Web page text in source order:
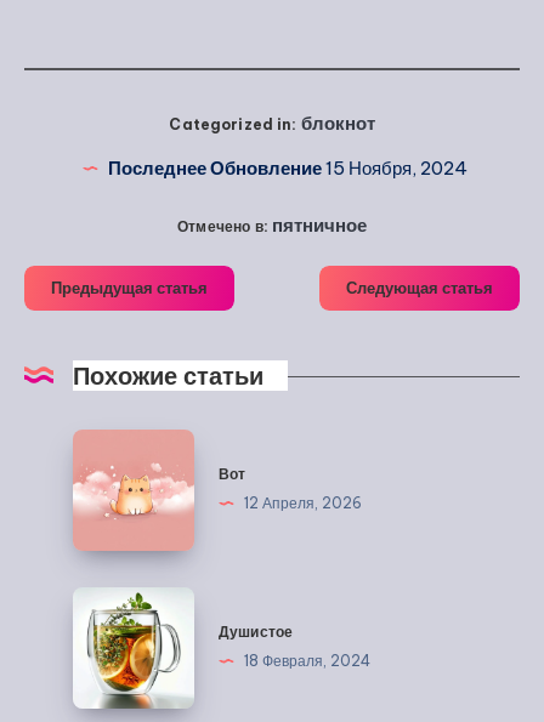
Categorized in: блокнот
Последнее Обновление15 Ноября, 2024
Отмечено в: пятничное
Предыдущая статья Следующая статья
Похожие статьи
Вот
Вот
12 Апреля, 2026
Душистое
Душистое
18 Февраля, 2024